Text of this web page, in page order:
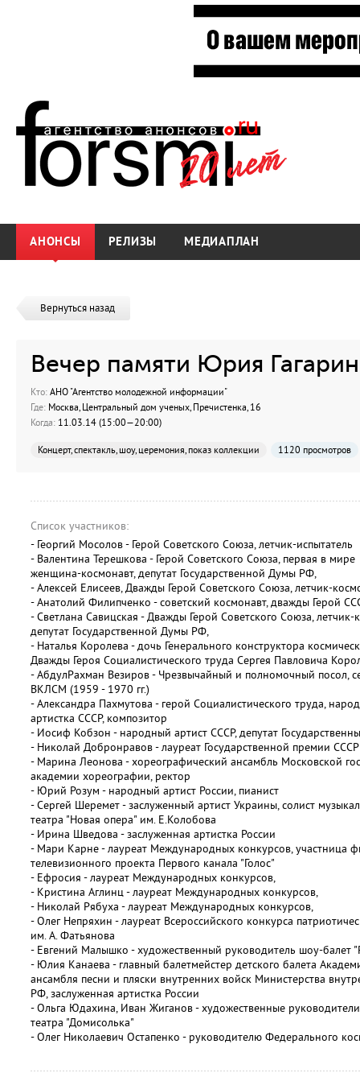
АНОНСЫ РЕЛИЗЫ МЕДИАПЛАН
Вернуться назад
Вечер памяти Юрия
Кто: АНО "Агентство молодежной информации"
Где: Москва, Центральный дом ученых, Пречистенка, 16
Когда: 11.03.14 (15:00—20:00)
Концерт, спектакль, шоу, церемония, показ коллекции 1120 просмотров
Список участников:
- Георгий Мосолов - Герой Советского Союза, летчик-испытатель
- Валентина Терешкова - Герой Советского Союза, первая в мире
женщина-космонавт, депутат Государственной Думы РФ,
- Алексей Елисеев, Дважды Герой Советского Союза, летчик-
- Анатолий Филипченко - советский космонавт, дважды Герой
- Светлана Савицская - Дважды Герой Советского Союза, летчик-
депутат Государственной Думы РФ,
- Наталья Королева - дочь Генерального конструктора
Дважды Героя Социалистического труда Сергея Павловича
- АбдулРахман Везиров - Чрезвычайный и полномочный посол,
ВКЛСМ (1959 - 1970 гг.)
- Александра Пахмутова - герой Социалистического труда,
артистка СССР, композитор
- Иосиф Кобзон - народный артист СССР, депутат
- Николай Добронравов - лауреат Государственной премии СССР
- Марина Леонова - хореографический ансамбль Московской
академии хореографии, ректор
- Юрий Розум - народный артист России, пианист
- Сергей Шеремет - заслуженный артист Украины, солист
театра "Новая опера" им. Е.Колобова
- Ирина Шведова - заслуженная артистка России
- Мари Карне - лауреат Международных конкурсов, участница
телевизионного проекта Первого канала "Голос"
- Ефросия - лауреат Международных конкурсов,
- Кристина Аглинц - лауреат Международных конкурсов,
- Николай Рябуха - лауреат Международных конкурсов,
- Олег Непряхин - лауреат Всероссийского конкурса
им. А. Фатьянова
- Евгений Малышко - художественный руководитель шоу-балет
- Юлия Канаева - главный балетмейстер детского балета
ансамбля песни и пляски внутренних войск Министерства
РФ, заслуженная артистка России
- Ольга Юдахина, Иван Жиганов - художественные руководители
театра "Домисолька"
- Олег Николаевич Остапенко - руководителю Федерального